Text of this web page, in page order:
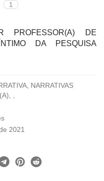
1
PROFESSOR(A) DE
DA PESQUISA
NARRATIVAS
,
2021